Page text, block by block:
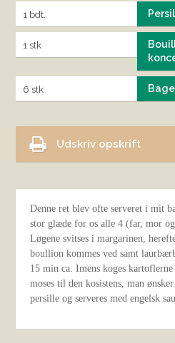
1 bdt.
1 stk
6 stk
Udskriv opskrift
Denne ret blev ofte serveret i mit
stor glæde for os alle 4 (far, mor
Løgene svitses i margarinen,
boullion kommes ved samt
15 min ca. Imens koges
moses til den kosistens, man
persille og serveres med engelsk